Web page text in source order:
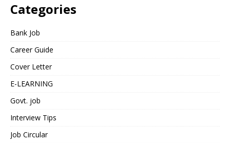
Categories
Bank Job
Career Guide
Cover Letter
E-LEARNING
Govt. job
Interview Tips
Job Circular